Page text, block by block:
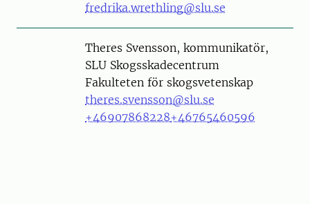
fredrika.wrethling@slu.se
PersonTheres Svensson, kommunikatör,
SLU Skogsskadecentrum
Fakulteten för skogsvetenskap
theres.svensson@slu.se
+46907868228+46765460596